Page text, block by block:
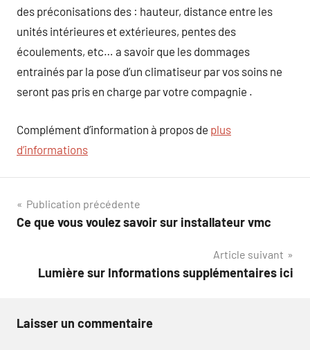
des préconisations des : hauteur, distance entre les
unités intérieures et extérieures, pentes des
écoulements, etc… a savoir que les dommages
entrainés par la pose d’un climatiseur par vos soins ne
seront pas pris en charge par votre compagnie .
Complément d’information à propos de plus
d’informations
Navigation
de
Publication précédente
Ce que vous voulez savoir sur installateur vmc
Article suivant
Lumière sur Informations supplémentaires ici
Laisser un commentaire